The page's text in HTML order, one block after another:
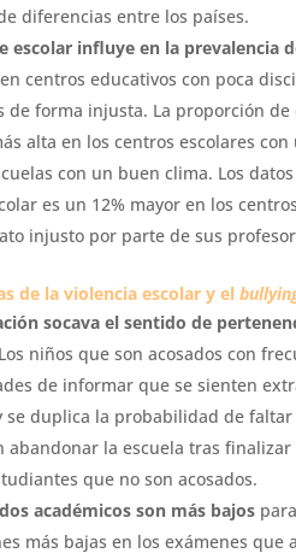
diferencias entre los países.
escolar influye en la prevalencia
centros educativos con poca
de forma injusta. La proporción
alta en los centros escolares
con un buen clima. Los
es un 12% mayor en los
injusto por parte de sus
de la violencia escolar y el
socava el sentido de
niños que son acosados con
de informar que se sienten
se duplica la probabilidad de
abandonar la escuela tras
que no son acosados.
académicos son más bajos
más bajas en los exámenes